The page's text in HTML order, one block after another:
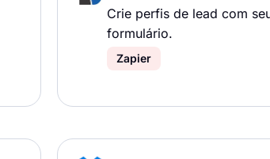
Crie perfis de lead com
formulário.
Zapier